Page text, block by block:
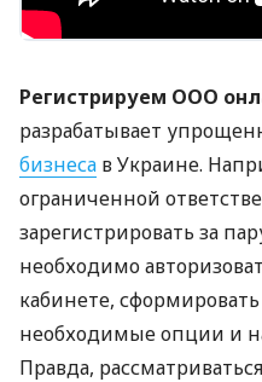
Регистрируем ООО
разрабатывает
бизнеса в Украине.
ограниченной
зарегистрировать за
необходимо
кабинете,
необходимые опции и
Правда,